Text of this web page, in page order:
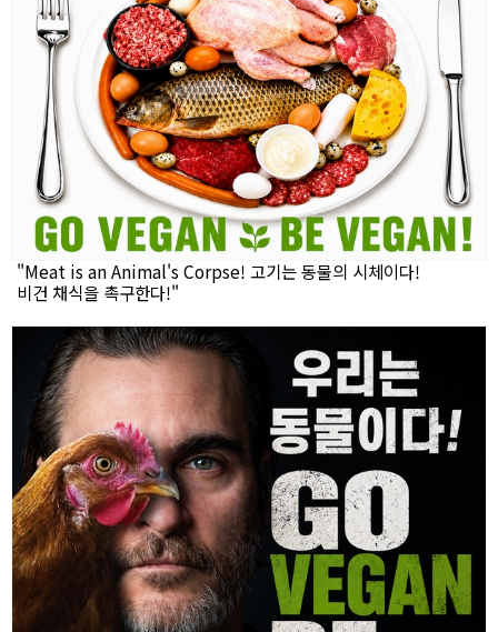
"Meat is an Animal's Corpse! 고기는 동물의 시체이다!
비건 채식을 촉구한다!"